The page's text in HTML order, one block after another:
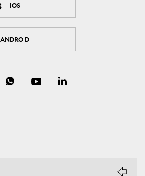
IOS
ANDROID